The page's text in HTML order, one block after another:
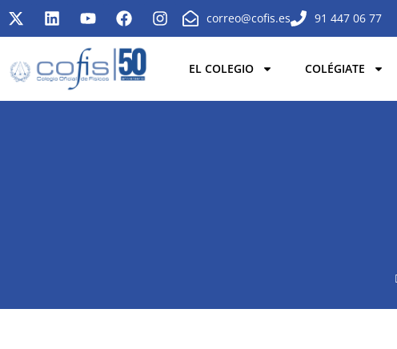
correo@cofis.es 91 447 06 77
EL COLEGIO COLÉGIATE